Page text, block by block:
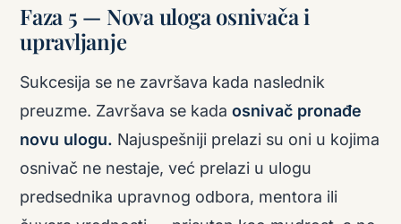
Faza 5 — Nova uloga osnivača i
upravljanje
Sukcesija se ne završava kada naslednik
preuzme. Završava se kada osnivač pronađe
novu ulogu. Najuspešniji prelazi su oni u kojima
osnivač ne nestaje, već prelazi u ulogu
predsednika upravnog odbora, mentora ili